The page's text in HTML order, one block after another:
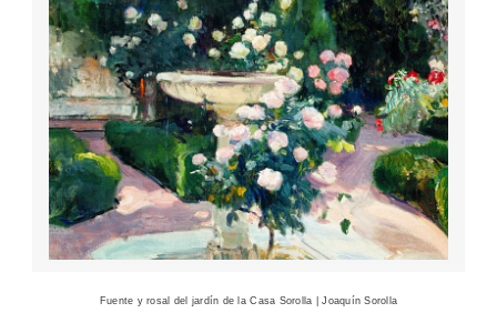
Fuente y rosal del jardín de la Casa Sorolla | Joaquín Sorolla